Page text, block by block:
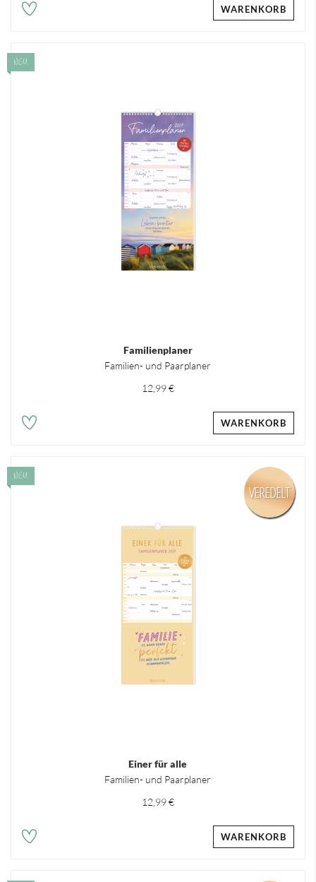
WARENKORB
Familienplaner
Familien- und Paarplaner
12,99 €
NEU
WARENKORB
Einer für alle
Familien- und Paarplaner
12,99 €
NEU
VEREDELT
WARENKORB